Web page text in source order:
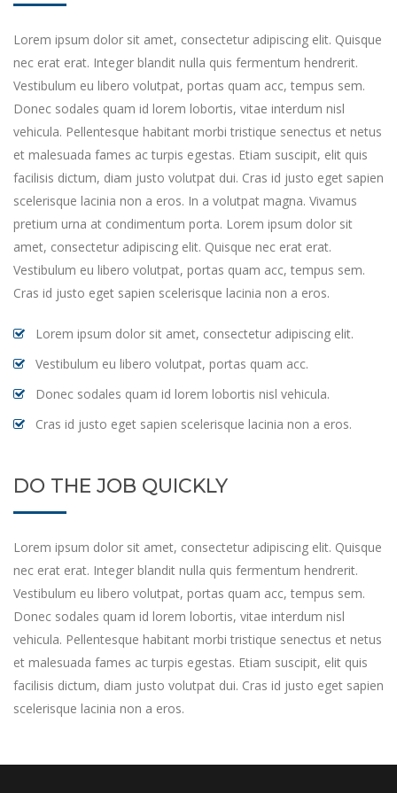
Lorem ipsum dolor sit amet, consectetur adipiscing elit. Quisque
nec erat erat. Integer blandit nulla quis fermentum hendrerit.
Vestibulum eu libero volutpat, portas quam acc, tempus sem.
Donec sodales quam id lorem lobortis, vitae interdum nisl
vehicula. Pellentesque habitant morbi tristique senectus et netus
et malesuada fames ac turpis egestas. Etiam suscipit, elit quis
facilisis dictum, diam justo volutpat dui. Cras id justo eget sapien
scelerisque lacinia non a eros. In a volutpat magna. Vivamus
pretium urna at condimentum porta. Lorem ipsum dolor sit
amet, consectetur adipiscing elit. Quisque nec erat erat.
Vestibulum eu libero volutpat, portas quam acc, tempus sem.
Cras id justo eget sapien scelerisque lacinia non a eros.
Lorem ipsum dolor sit amet, consectetur adipiscing elit.
Vestibulum eu libero volutpat, portas quam acc.
Donec sodales quam id lorem lobortis nisl vehicula.
Cras id justo eget sapien scelerisque lacinia non a eros.
DO THE JOB QUICKLY
Lorem ipsum dolor sit amet, consectetur adipiscing elit. Quisque
nec erat erat. Integer blandit nulla quis fermentum hendrerit.
Vestibulum eu libero volutpat, portas quam acc, tempus sem.
Donec sodales quam id lorem lobortis, vitae interdum nisl
vehicula. Pellentesque habitant morbi tristique senectus et netus
et malesuada fames ac turpis egestas. Etiam suscipit, elit quis
facilisis dictum, diam justo volutpat dui. Cras id justo eget sapien
scelerisque lacinia non a eros.